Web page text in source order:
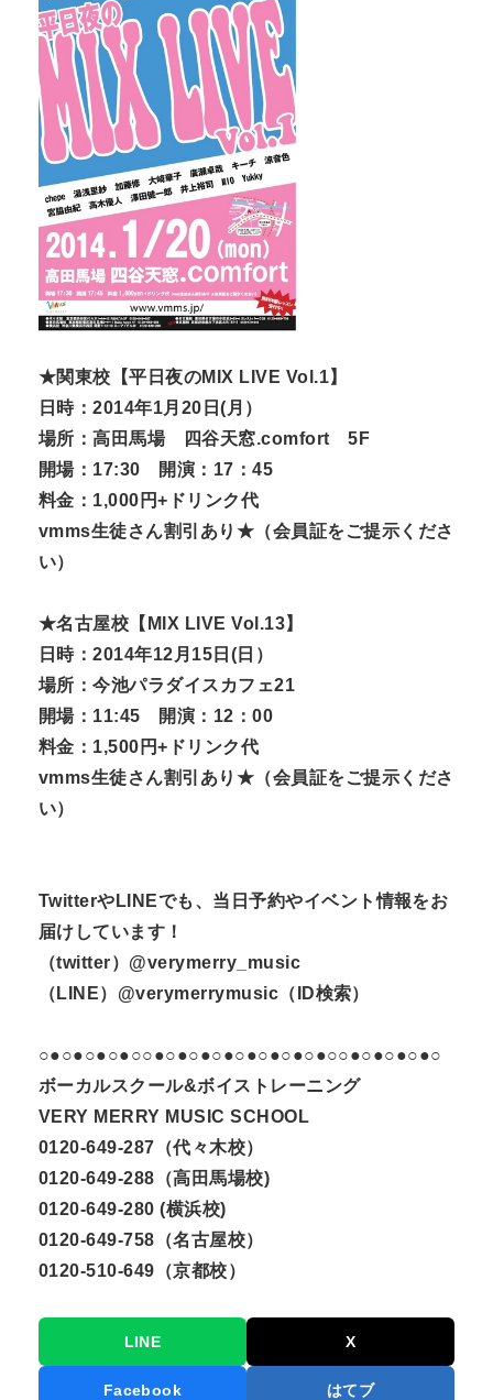
★関東校【平日夜のMIX LIVE Vol.1】
日時：2014年1月20日(月）
場所：高田馬場 四谷天窓.comfort 5F
開場：17:30 開演：17：45
料金：1,000円+ドリンク代
vmms生徒さん割引あり★（会員証をご提示くださ
い）
★名古屋校【MIX LIVE Vol.13】
日時：2014年12月15日(日）
場所：今池パラダイスカフェ21
開場：11:45 開演：12：00
料金：1,500円+ドリンク代
vmms生徒さん割引あり★（会員証をご提示くださ
い）
TwitterやLINEでも、当日予約やイベント情報をお
届けしています！
（twitter）@verymerry_music
（LINE）@verymerrymusic（ID検索）
○●○●○●○●○○●○●○●○●○●○●○●○●○○●○●○●○●○
ボーカルスクール&ボイストレーニング
VERY MERRY MUSIC SCHOOL
0120-649-287（代々木校）
0120-649-288（高田馬場校)
0120-649-280 (横浜校)
0120-649-758（名古屋校）
0120-510-649（京都校）
LINE X
Facebook はてブ